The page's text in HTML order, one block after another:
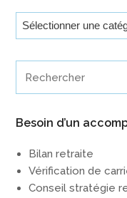
Catégories
Besoin d’un
Bilan retraite
Vérification de
Conseil stratégie